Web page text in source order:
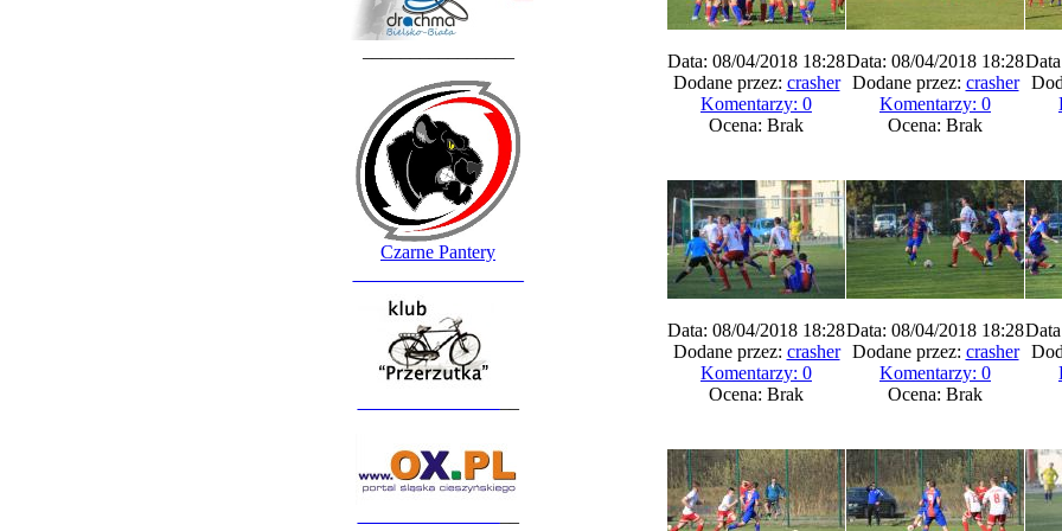
Czarne Pantery
Data: 08/04/2018 18:28
Dodane przez: crasher
Komentarzy: 0
Ocena: Brak
Data: 08/04/2018 18:28
Dodane przez: crasher
Komentarzy: 0
Ocena: Brak
Data: 08/04/2018 18:28
Dodane przez: crasher
Komentarzy: 0
Ocena: Brak
Data: 08/04/2018 18:28
Dodane przez: crasher
Komentarzy: 0
Ocena: Brak